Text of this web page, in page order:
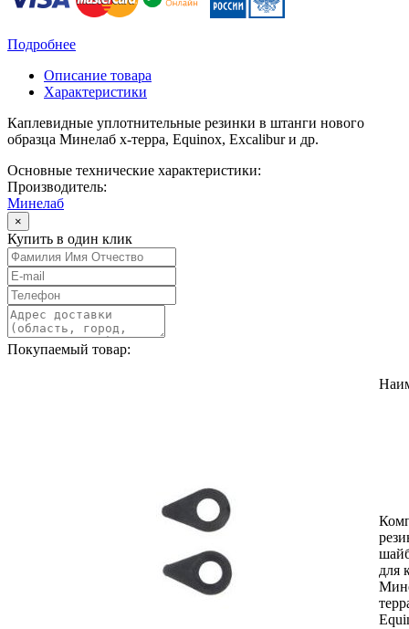
Подробнее
Описание товара
Характеристики
Каплевидные уплотнительные резинки в штанги нового
образца Минелаб х-терра, Equinox, Excalibur и др.
Основные технические характеристики:
Производитель:
Минелаб
×
Купить в один клик
Покупаемый товар:
для